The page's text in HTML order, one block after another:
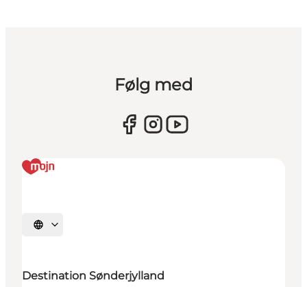
Følg med
Vælg sprog
Destination Sønderjylland